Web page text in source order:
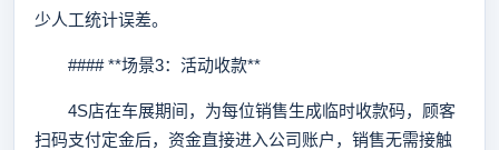
少人工统计误差。
#### **场景3：活动收款**
4S店在车展期间，为每位销售生成临时收款码，顾客
扫码支付定金后，资金直接进入公司账户，销售无需接触